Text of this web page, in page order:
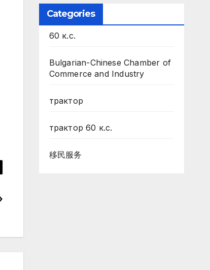
Categories
60 к.с.
Bulgarian-Chinese Chamber of
Commerce and Industry
трактор
трактор 60 к.с.
移民服务